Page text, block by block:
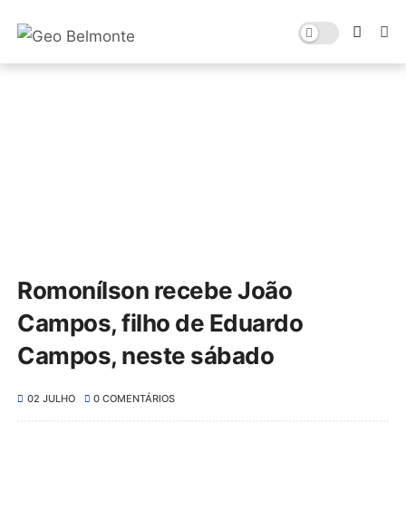
Romonílson recebe João
Campos, filho de Eduardo
Campos, neste sábado
02 JULHO 0 COMENTÁRIOS